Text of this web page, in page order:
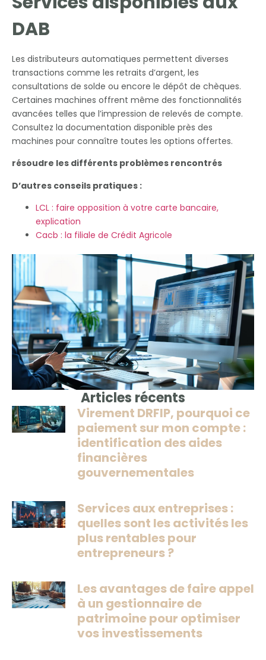
DAB
Les distributeurs automatiques permettent diverses
transactions comme les retraits d’argent, les
consultations de solde ou encore le dépôt de chèques.
Certaines machines offrent même des fonctionnalités
avancées telles que l’impression de relevés de compte.
Consultez la documentation disponible près des
machines pour connaître toutes les options offertes.
résoudre les différents problèmes rencontrés
D’autres conseils pratiques :
LCL : faire opposition à votre carte bancaire,
explication
Cacb : la filiale de Crédit Agricole
Articles récents
Virement DRFIP, pourquoi ce
paiement sur mon compte :
identification des aides
financières
gouvernementales
Services aux entreprises :
quelles sont les activités les
plus rentables pour
entrepreneurs ?
Les avantages de faire appel
à un gestionnaire de
patrimoine pour optimiser
vos investissements